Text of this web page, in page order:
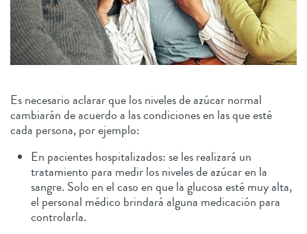
Es necesario aclarar que los niveles de azúcar normal
cambiarán de acuerdo a las condiciones en las que esté
cada persona, por ejemplo:
En pacientes hospitalizados: se les realizará un
tratamiento para medir los niveles de azúcar en la
sangre. Solo en el caso en que la glucosa esté muy alta,
el personal médico brindará alguna medicación para
controlarla.